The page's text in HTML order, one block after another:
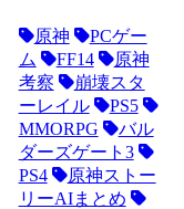
原神
PCゲー
ム
FF14
原神
考察
崩壊スタ
ーレイル
PS5
MMORPG
バル
ダーズゲート3
PS4
原神ストー
リーAIまとめ